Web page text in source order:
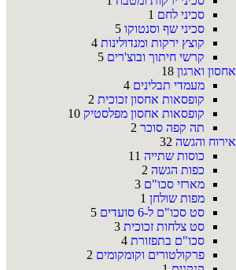
סכיני לחם 1
סכיני שף וסנטוקו 5
קוצץ ירקות ומנדולינות 4
קרשי חיתוך ובוצ'רים 5
אחסון וארגון 18
מעמדי תבלינים 4
קופסאות אחסון זכוכית 2
קופסאות אחסון מפלסטיק 10
תה קפה סוכר 2
אירוח והגשה 32
כוסות שתייה 11
כפות הגשה 2
מארזי סכו"ם 3
מפות שולחן 1
סט סכו"ם ל-6 סועדים
5
סט צלחות זכוכית 3
סכו"ם בתפזורת 4
פרקולטורים וקומקומים 2